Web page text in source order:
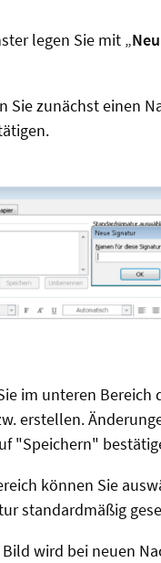
legen Sie mit „Neu
Sie zunächst einen
im unteren Bereich
erstellen.
"Speichern"
können Sie
standardmäßig
wird bei neuen